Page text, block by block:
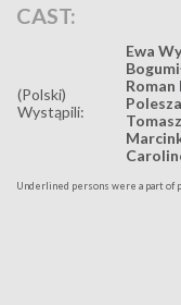
CAST:
(Polski)
Wystąpili:
Ewa
Roman
Underlined persons were a part of